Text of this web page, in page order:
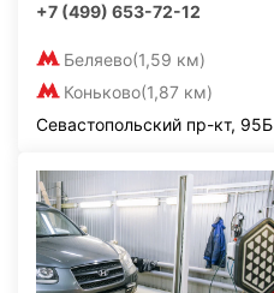
+7 (499) 653-72-12
Беляево(1,59 км)
Коньково(1,87 км)
Севастопольский пр-кт, 95Б